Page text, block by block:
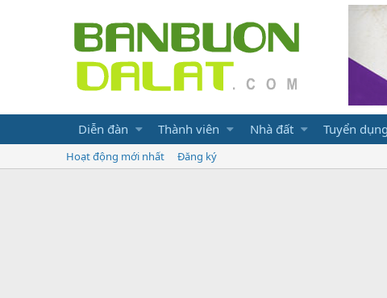
Diễn đàn Thành viên Nhà đất Tuyển dụng
Hoạt động mới nhất Đăng ký